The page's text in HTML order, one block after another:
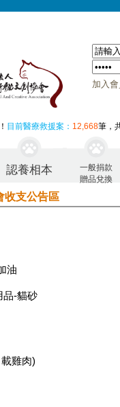
加入會
目前醫療救援案： 12,668筆，
認養相本
一般捐款
贈品兌換
收支公告區
油
品-貓砂
雞肉)